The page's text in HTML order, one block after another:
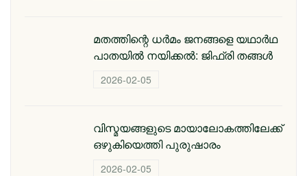
മതത്തിന്റെ ധര്‍മം ജനങ്ങളെ യഥാര്‍ഥ
പാതയില്‍ നയിക്കല്‍: ജിഫ്‌രി തങ്ങള്‍
2026-02-05
വിസ്മയങ്ങളുടെ മായാലോകത്തിലേക്ക്
ഒഴുകിയെത്തി പുരുഷാരം
2026-02-05